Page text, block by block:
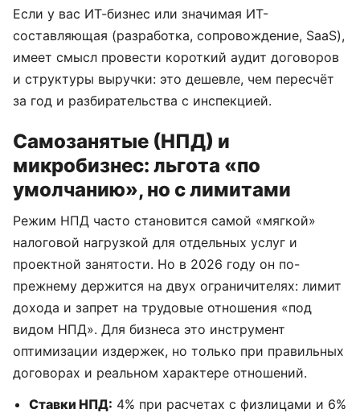
Если у вас ИТ-бизнес или значимая ИТ-
составляющая (разработка, сопровождение, SaaS),
имеет смысл провести короткий аудит договоров
и структуры выручки: это дешевле, чем пересчёт
за год и разбирательства с инспекцией.
Самозанятые (НПД) и
микробизнес: льгота «по
умолчанию», но с лимитами
Режим НПД часто становится самой «мягкой»
налоговой нагрузкой для отдельных услуг и
проектной занятости. Но в 2026 году он по-
прежнему держится на двух ограничителях: лимит
дохода и запрет на трудовые отношения «под
видом НПД». Для бизнеса это инструмент
оптимизации издержек, но только при правильных
договорах и реальном характере отношений.
Ставки НПД: 4% при расчетах с физлицами и 6%